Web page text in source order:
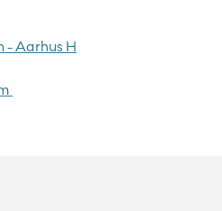
- Aarhus H